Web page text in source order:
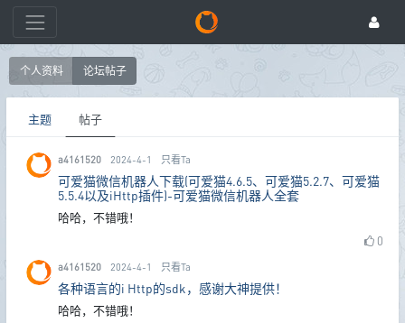
个人资料 论坛帖子
主题 帖子
a4161520 2024-4-1 只看Ta
可爱猫微信机器人下载(可爱猫4.6.5、可爱猫5.2.7、可爱猫
5.5.4以及iHttp插件)-可爱猫微信机器人全套
哈哈，不错哦！
0
a4161520 2024-4-1 只看Ta
各种语言的i Http的sdk，感谢大神提供！
哈哈，不错哦！